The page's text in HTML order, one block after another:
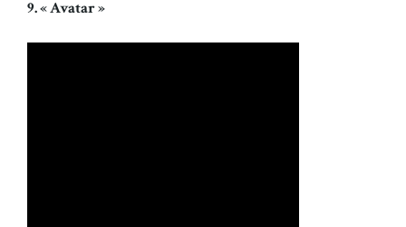
9. « Avatar »